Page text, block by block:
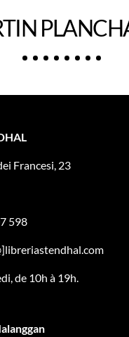
Francesi, 23
598
de 10h à 19h.